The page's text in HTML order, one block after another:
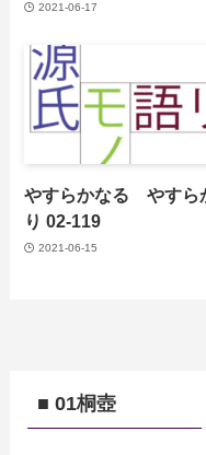
2021-06-17
やすらかなる やすら
り 02-119
2021-06-15
■ 01桐壺